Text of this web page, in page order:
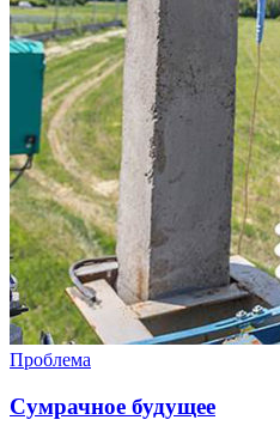
Проблема
Сумрачное будущее